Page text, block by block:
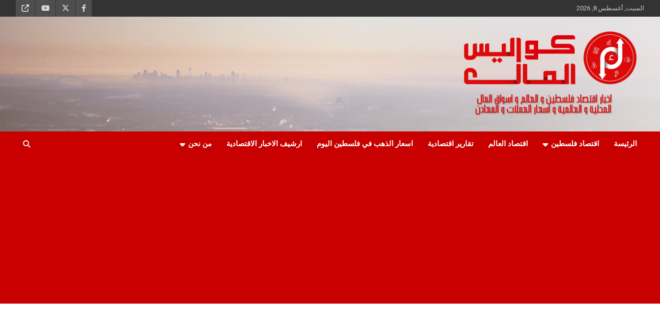
to
السبت, أغسطس 8, 2026
كواليس المال
الرئيسة اقتصاد فلسطين اقتصاد العالم تقارير اقتصادية اسعار الذهب في فلسطين اليوم ارشيف الاخبار الاقتصادية من نحن